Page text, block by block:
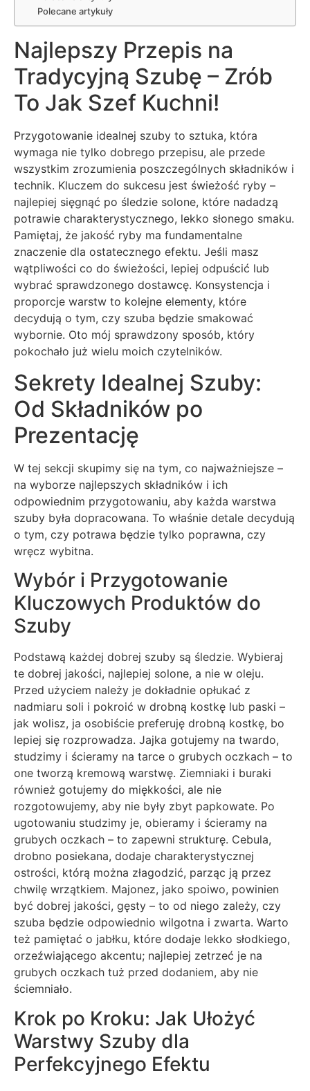
Polecane artykuły
Najlepszy Przepis na
Tradycyjną Szubę – Zrób
To Jak Szef Kuchni!
Przygotowanie idealnej szuby to sztuka, która
wymaga nie tylko dobrego przepisu, ale przede
wszystkim zrozumienia poszczególnych składników i
technik. Kluczem do sukcesu jest świeżość ryby –
najlepiej sięgnąć po śledzie solone, które nadadzą
potrawie charakterystycznego, lekko słonego smaku.
Pamiętaj, że jakość ryby ma fundamentalne
znaczenie dla ostatecznego efektu. Jeśli masz
wątpliwości co do świeżości, lepiej odpuścić lub
wybrać sprawdzonego dostawcę. Konsystencja i
proporcje warstw to kolejne elementy, które
decydują o tym, czy szuba będzie smakować
wybornie. Oto mój sprawdzony sposób, który
pokochało już wielu moich czytelników.
Sekrety Idealnej Szuby:
Od Składników po
Prezentację
W tej sekcji skupimy się na tym, co najważniejsze –
na wyborze najlepszych składników i ich
odpowiednim przygotowaniu, aby każda warstwa
szuby była dopracowana. To właśnie detale decydują
o tym, czy potrawa będzie tylko poprawna, czy
wręcz wybitna.
Wybór i Przygotowanie
Kluczowych Produktów do
Szuby
Podstawą każdej dobrej szuby są śledzie. Wybieraj
te dobrej jakości, najlepiej solone, a nie w oleju.
Przed użyciem należy je dokładnie opłukać z
nadmiaru soli i pokroić w drobną kostkę lub paski –
jak wolisz, ja osobiście preferuję drobną kostkę, bo
lepiej się rozprowadza. Jajka gotujemy na twardo,
studzimy i ścieramy na tarce o grubych oczkach – to
one tworzą kremową warstwę. Ziemniaki i buraki
również gotujemy do miękkości, ale nie
rozgotowujemy, aby nie były zbyt papkowate. Po
ugotowaniu studzimy je, obieramy i ścieramy na
grubych oczkach – to zapewni strukturę. Cebula,
drobno posiekana, dodaje charakterystycznej
ostrości, którą można złagodzić, parząc ją przez
chwilę wrzątkiem. Majonez, jako spoiwo, powinien
być dobrej jakości, gęsty – to od niego zależy, czy
szuba będzie odpowiednio wilgotna i zwarta. Warto
też pamiętać o jabłku, które dodaje lekko słodkiego,
orzeźwiającego akcentu; najlepiej zetrzeć je na
grubych oczkach tuż przed dodaniem, aby nie
ściemniało.
Krok po Kroku: Jak Ułożyć
Warstwy Szuby dla
Perfekcyjnego Efektu